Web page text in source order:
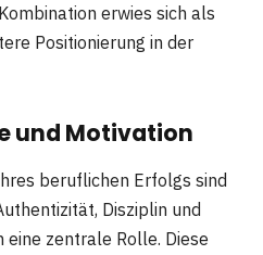
erwies sich als
Positionierung in der
und Motivation
beruflichen Erfolgs sind
Disziplin und
zentrale Rolle. Diese